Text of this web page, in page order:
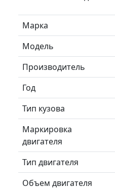
Марка
Модель
Производитель
Год
Тип кузова
Маркировка
двигателя
Тип двигателя
Объем двигателя